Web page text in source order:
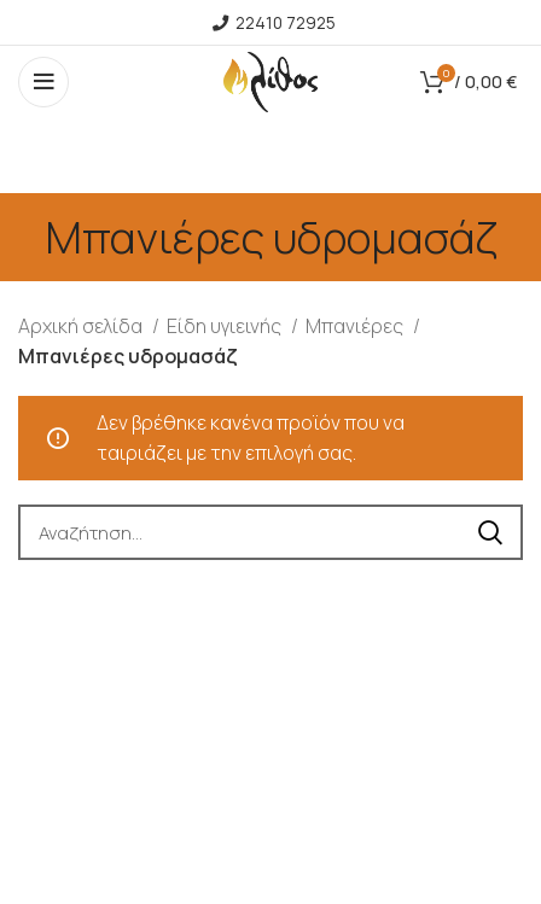
22410 72925
0 / 0,00 €
Μπανιέρες υδρομασάζ
Αρχική σελίδα Είδη υγιεινής
Μπανιέρες
Μπανιέρες υδρομασάζ
Δεν βρέθηκε κανένα προϊόν που να
ταιριάζει με την επιλογή σας.